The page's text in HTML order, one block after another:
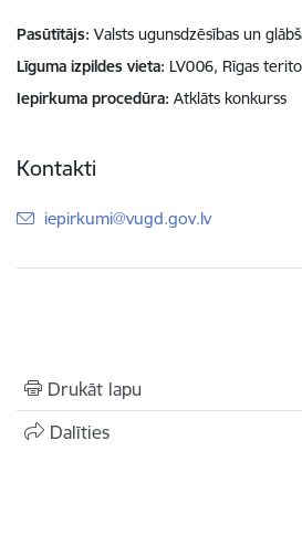
Pasūtītājs Valsts ugunsdzēsības un
Līguma izpildes vieta LV006, Rīgas
Iepirkuma procedūra Atklāts konkurss
Kontakti
E-pasts:
iepirkumi@vugd.gov.lv
Drukāt lapu
Dalīties